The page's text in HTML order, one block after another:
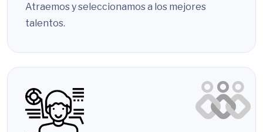
Atraemos y seleccionamos a los mejores
talentos.